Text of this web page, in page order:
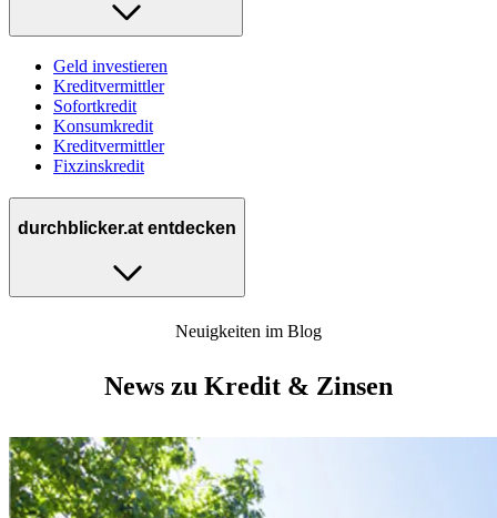
Geld investieren
Kreditvermittler
Sofortkredit
Konsumkredit
Kreditvermittler
Fixzinskredit
durchblicker.at entdecken
Neuigkeiten im Blog
News zu Kredit & Zinsen